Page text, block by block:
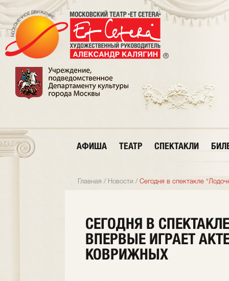
АФИША ТЕАТР СПЕКТАКЛИ
Главная / Новости / Сегодня в спектакле
СЕГОДНЯ В
ВПЕРВЫЕ ИГРАЕТ
КОВРИЖНЫХ